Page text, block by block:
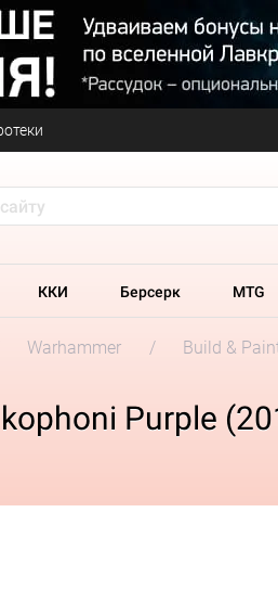
ККИ Берсерк MTG
Warhammer Build &
Purple